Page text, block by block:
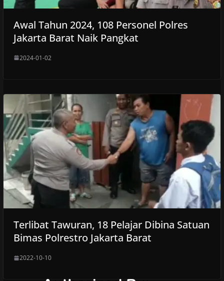
Awal Tahun 2024, 108 Personel Polres
Jakarta Barat Naik Pangkat
2024-01-02
Terlibat Tawuran, 18 Pelajar Dibina Satuan
Bimas Polrestro Jakarta Barat
2022-10-10